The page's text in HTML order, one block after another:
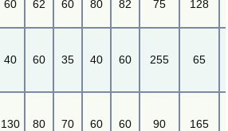
60 62 60 80 82 75 128
40 60 35 40 60 255 65
130 80 70 60 60 90 165